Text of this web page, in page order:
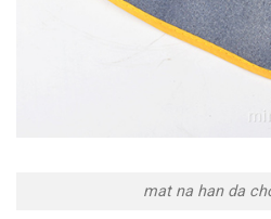
mat na han da